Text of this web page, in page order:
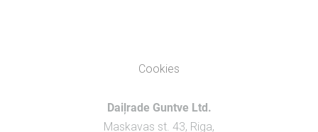
Cookies
Daiļrade Guntve Ltd.
Maskavas st. 43, Riga,